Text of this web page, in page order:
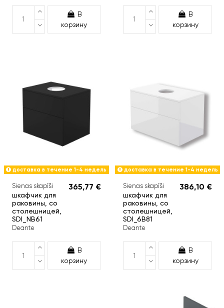
В
корзину
В
корзину
доставка в течение 1-4 недель
Sienas skapīši
шкафчик для
раковины, со
столешницей,
SDI_NB61
Deante
365,77 €
В
корзину
доставка в течение 1-4 недель
Sienas skapīši
шкафчик для
раковины, со
столешницей,
SDI_6B81
Deante
386,10 €
В
корзину